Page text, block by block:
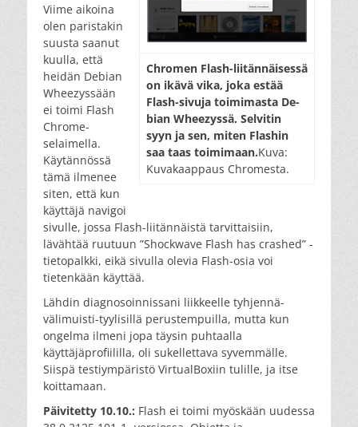
Chro­men Flash-lii­tän­näi­ses­sä
on ikä­vä vi­ka, jo­ka es­tää
Flash-si­vu­ja toi­mi­mas­ta De­
bian Whee­zys­sä. Sel­vi­tin
syyn ja sen, mi­ten Flashin
saa taas toi­mi­maan.Kuva:
Kuvakaappaus Chromesta.
Viime aikoina
olen paristakin
suusta saanut
kuulla, että
heidän Debian
Wheezyssään
ei toimi Flash
Chrome-
selaimella.
Käytännössä
tämä ilmenee
siten, että kun
käyttäjä navigoi
sivulle, jossa Flash-liitännäistä tarvittaisiin,
lävähtää ruutuun ”Shockwave Flash has crashed” -
tietopalkki, eikä sivulla olevia Flash-osia voi
tietenkään käyttää.
Lähdin diagnosoinnissani liikkeelle tyhjennä-
välimuisti-tyylisillä perustempuilla, mutta kun
ongelma ilmeni jopa täysin puhtaalla
käyttäjäprofiililla, oli sukellettava syvemmälle.
Siispä testiympäristö VirtualBoxiin tulille, ja itse
koittamaan.
Päivitetty 10.10.: Flash ei toimi myöskään uudessa